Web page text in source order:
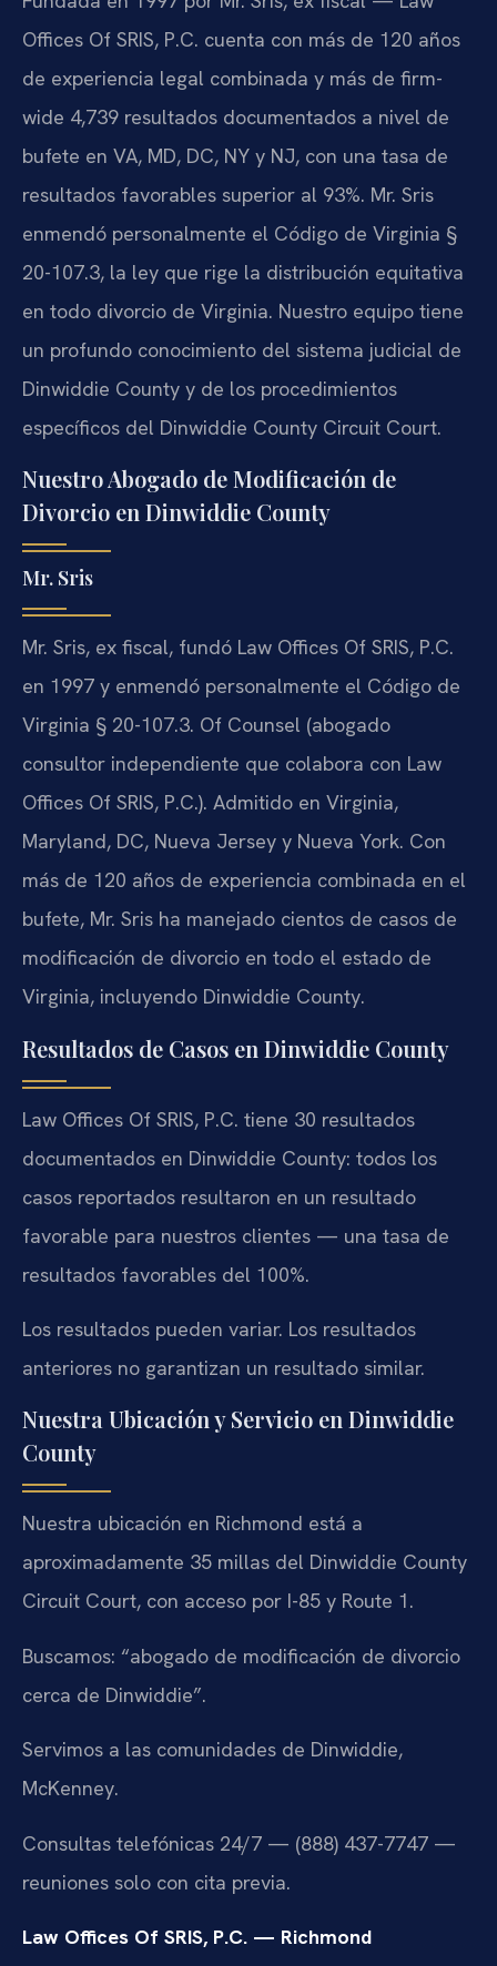
Offices Of SRIS, P.C. cuenta con más de 120 años
de experiencia legal combinada y más de firm-
wide 4,739 resultados documentados a nivel de
bufete en VA, MD, DC, NY y NJ, con una tasa de
resultados favorables superior al 93%. Mr. Sris
enmendó personalmente el Código de Virginia §
20-107.3, la ley que rige la distribución equitativa
en todo divorcio de Virginia. Nuestro equipo tiene
un profundo conocimiento del sistema judicial de
Dinwiddie County y de los procedimientos
específicos del Dinwiddie County Circuit Court.
Nuestro Abogado de Modificación de
Divorcio en Dinwiddie County
Mr. Sris
Mr. Sris, ex fiscal, fundó Law Offices Of SRIS, P.C.
en 1997 y enmendó personalmente el Código de
Virginia § 20-107.3. Of Counsel (abogado
consultor independiente que colabora con Law
Offices Of SRIS, P.C.). Admitido en Virginia,
Maryland, DC, Nueva Jersey y Nueva York. Con
más de 120 años de experiencia combinada en el
bufete, Mr. Sris ha manejado cientos de casos de
modificación de divorcio en todo el estado de
Virginia, incluyendo Dinwiddie County.
Resultados de Casos en Dinwiddie County
Law Offices Of SRIS, P.C. tiene 30 resultados
documentados en Dinwiddie County: todos los
casos reportados resultaron en un resultado
favorable para nuestros clientes — una tasa de
resultados favorables del 100%.
Los resultados pueden variar. Los resultados
anteriores no garantizan un resultado similar.
Nuestra Ubicación y Servicio en Dinwiddie
County
Nuestra ubicación en Richmond está a
aproximadamente 35 millas del Dinwiddie County
Circuit Court, con acceso por I-85 y Route 1.
Buscamos: “abogado de modificación de divorcio
cerca de Dinwiddie”.
Servimos a las comunidades de Dinwiddie,
McKenney.
Consultas telefónicas 24/7 — (888) 437-7747 —
reuniones solo con cita previa.
Law Offices Of SRIS, P.C. — Richmond